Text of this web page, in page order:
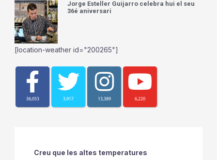
Jorge Esteller Guijarro celebra hui el seu
36é aniversari
[location-weather id="200265"]
36,053 3,917 13,389 6,220
Creu que les altes temperatures